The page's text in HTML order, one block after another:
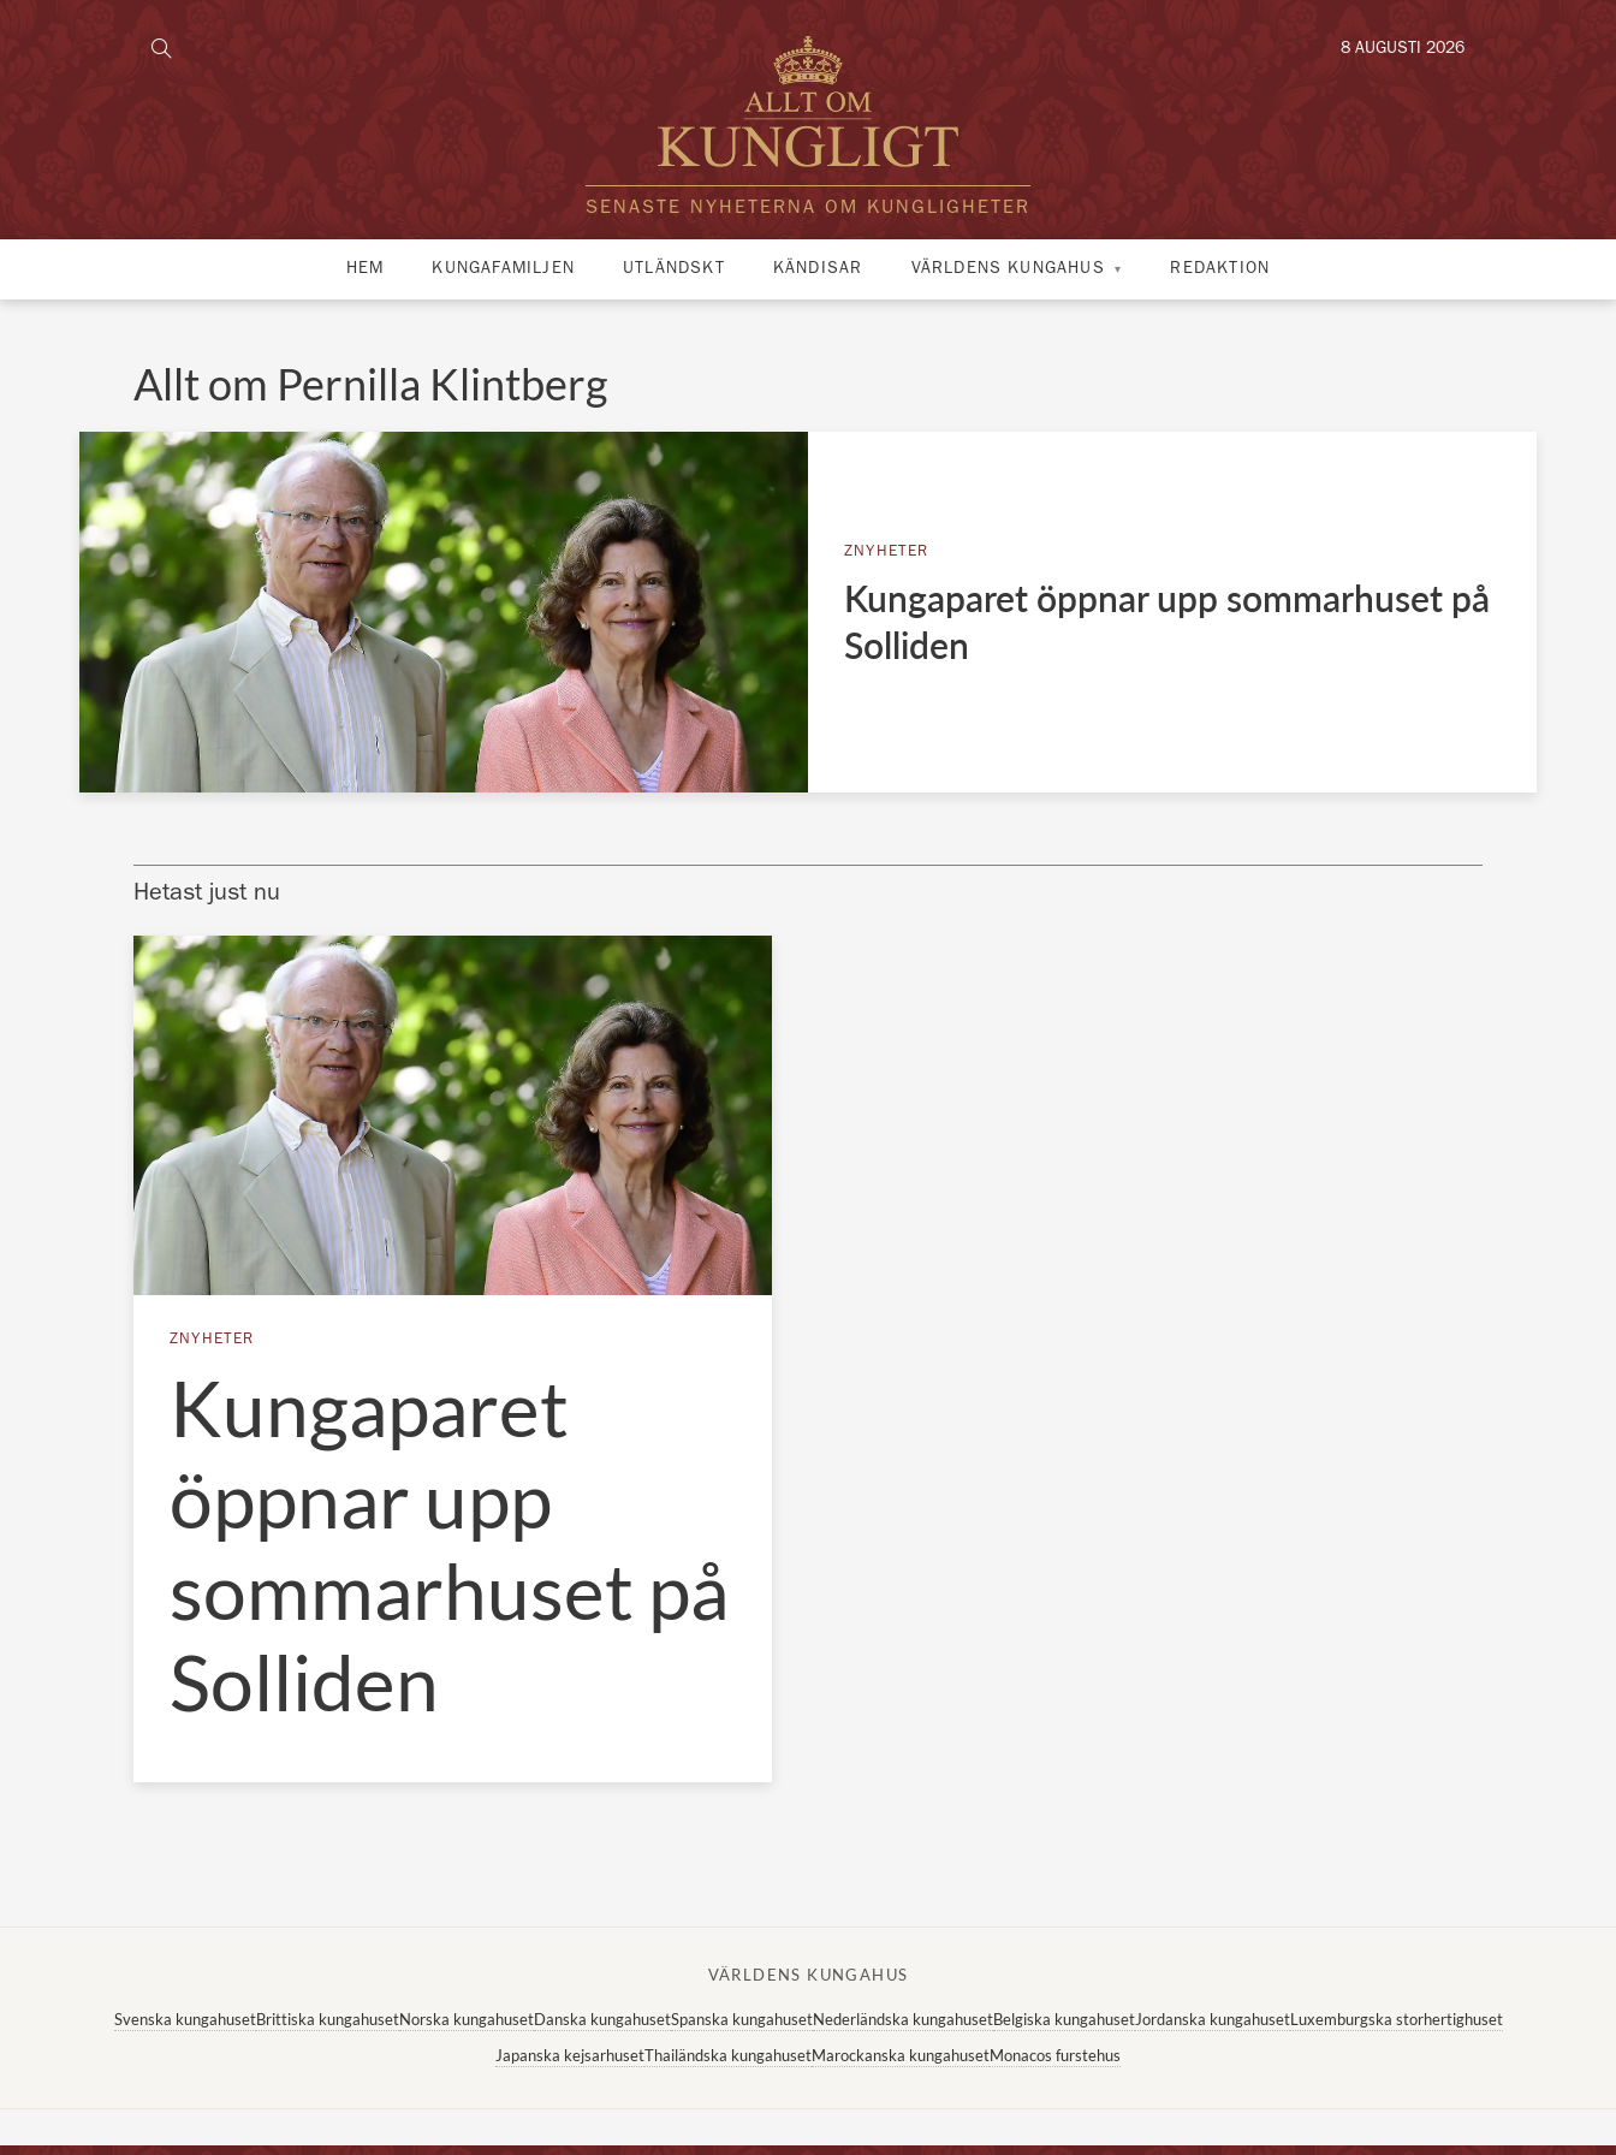
SENASTE NYHETERNA OM KUNGLIGHETER
8 AUGUSTI 2026
HEM KUNGAFAMILJEN UTLÄNDSKT KÄNDISAR VÄRLDENS KUNGAHUS REDAKTION
Allt om Pernilla Klintberg
ZNYHETER
Kungaparet öppnar upp sommarhuset på
Solliden
Hetast just nu
ZNYHETER
Kungaparet
öppnar upp
sommarhuset på
Solliden
VÄRLDENS KUNGAHUS
Svenska kungahusetBrittiska kungahusetNorska kungahusetDanska kungahusetSpanska kungahusetNederländska kungahusetBelgiska kungahusetJordanska kungahusetLuxemburgska storhertighuset
Japanska kejsarhusetThailändska kungahusetMarockanska kungahusetMonacos furstehus